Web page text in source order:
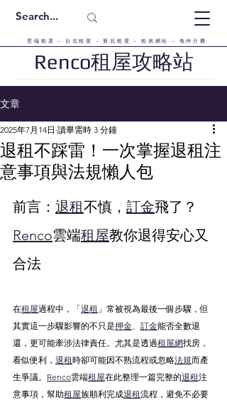
雲端租屋 - 台北租屋 - 新北租屋 - 租房網站 - 免仲介費
Renco租屋攻略站
文章
退租不踩雷！一次掌握退租注
意事項與法規懶人包
2025年7月14日 讀畢需時 3 分鐘
前言： 退租不慎， 訂金飛了？
Renco雲端租屋教你退得安心又
合法
在租屋過程中，「退租 」常被視為最後一個步驟，但
其實這一步驟影響的不只是押金、 訂金能否全數退
還，更可能牽涉法律責任。尤其是透過租屋網找房，
看似便利， 退租時卻可能因不熟流程或忽略法規而產
生爭議。 Renco雲端租屋在此整理一篇完整的退租注
意事項，幫助租屋族順利完成退租流程，避免不必要